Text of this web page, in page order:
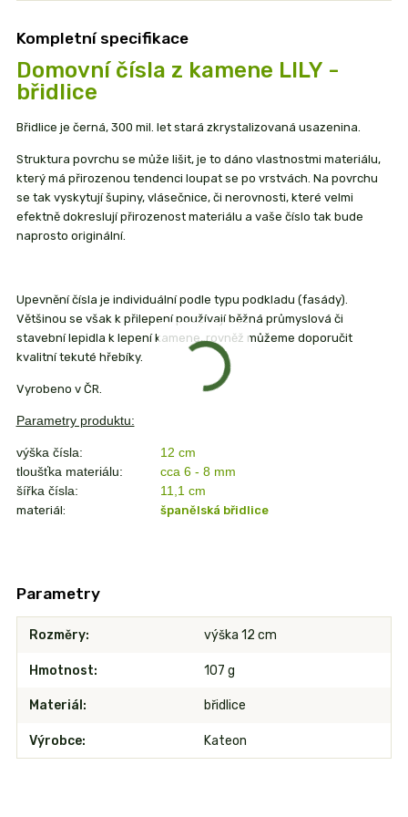
Kompletní specifikace
Domovní čísla z kamene LILY -
břidlice
Břidlice je černá, 300 mil. let stará zkrystalizovaná usazenina.
Struktura povrchu se může lišit, je to dáno vlastnostmi materiálu,
který má přirozenou tendenci loupat se po vrstvách. Na povrchu
se tak vyskytují šupiny, vlásečnice, či nerovnosti, které velmi
efektně dokreslují přirozenost materiálu a vaše číslo tak bude
naprosto originální.
Upevnění čísla je individuální podle typu podkladu (fasády).
Většinou se však k přilepení používají běžná průmyslová či
stavební lepidla k lepení kamene, rovněž můžeme doporučit
kvalitní tekuté hřebíky.
Vyrobeno v ČR.
Parametry produktu:
výška čísla:
12 cm
tloušťka materiálu:
cca 6 - 8 mm
šířka čísla:
11,1 cm
materiál: španělská břidlice
Parametry
Rozměry výška 12 cm
Hmotnost 107 g
Materiál břidlice
Výrobce Kateon